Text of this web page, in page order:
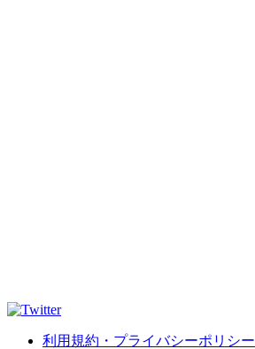
利用規約・プライバシーポリシー